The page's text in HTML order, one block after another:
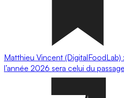
Matthieu Vincent
l’année 2026 sera celui du